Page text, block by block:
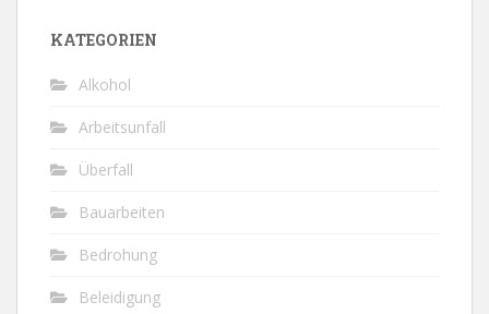
KATEGORIEN
Alkohol
Arbeitsunfall
Überfall
Bauarbeiten
Bedrohung
Beleidigung